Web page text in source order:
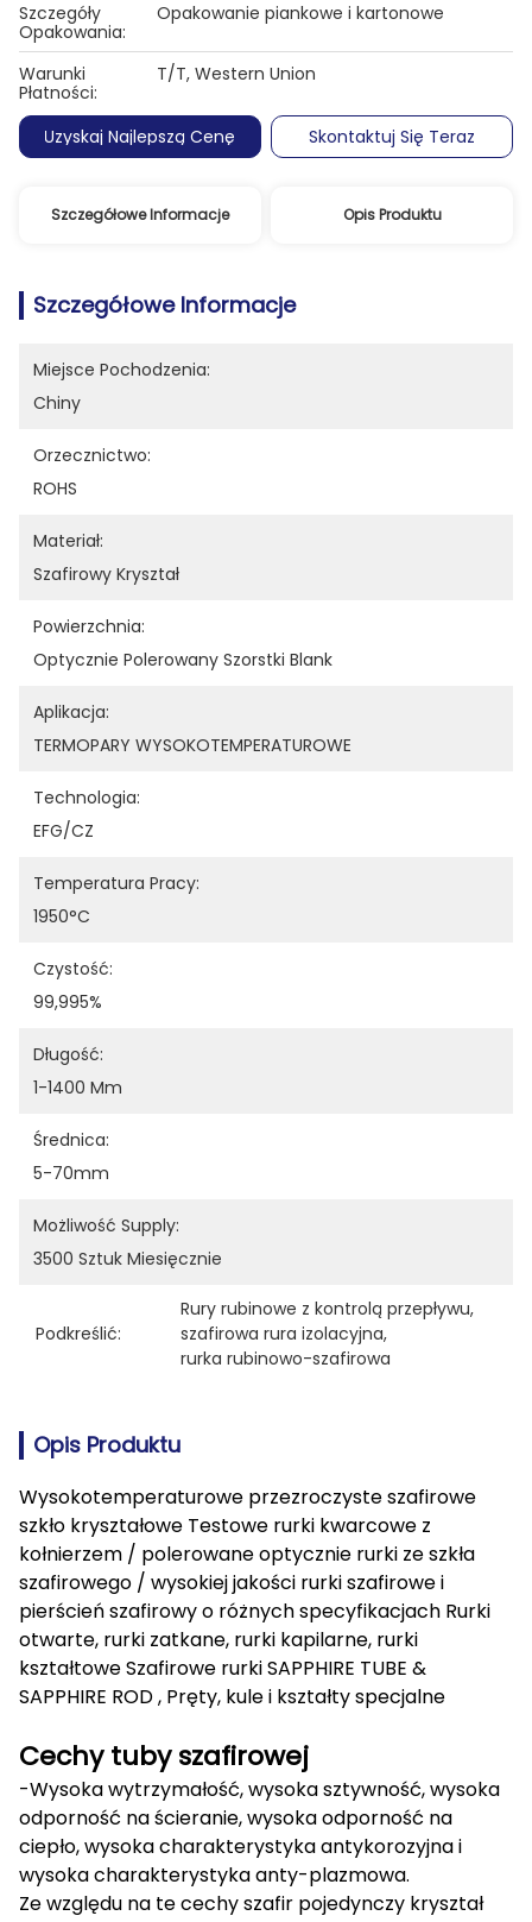
Szczegóły
Opakowania:
Opakowanie piankowe i kartonowe
Warunki
Płatności:
T/T, Western Union
Uzyskaj Najlepszą Cenę Skontaktuj Się Teraz
Szczegółowe Informacje Opis Produktu
Szczegółowe Informacje
Miejsce Pochodzenia:
Chiny
Orzecznictwo:
ROHS
Materiał:
Szafirowy Kryształ
Powierzchnia:
Optycznie Polerowany Szorstki Blank
Aplikacja:
TERMOPARY WYSOKOTEMPERATUROWE
Technologia:
EFG/CZ
Temperatura Pracy:
1950°C
Czystość:
99,995%
Długość:
1-1400 Mm
Średnica:
5-70mm
Możliwość Supply:
3500 Sztuk Miesięcznie
Podkreślić:
Rury rubinowe z kontrolą przepływu,
szafirowa rura izolacyjna,
rurka rubinowo-szafirowa
Opis Produktu
Wysokotemperaturowe przezroczyste szafirowe
szkło kryształowe Testowe rurki kwarcowe z
kołnierzem / polerowane optycznie rurki ze szkła
szafirowego / wysokiej jakości rurki szafirowe i
pierścień szafirowy o różnych specyfikacjach Rurki
otwarte, rurki zatkane, rurki kapilarne, rurki
kształtowe Szafirowe rurki SAPPHIRE TUBE &
SAPPHIRE ROD , Pręty, kule i kształty specjalne
Cechy tuby szafirowej
-Wysoka wytrzymałość, wysoka sztywność, wysoka
odporność na ścieranie, wysoka odporność na
ciepło, wysoka charakterystyka antykorozyjna i
wysoka charakterystyka anty-plazmowa.
Ze względu na te cechy szafir pojedynczy kryształ